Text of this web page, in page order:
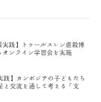
実践】トゥールスレン虐殺博
オンライン学習会を実施
践】カンボジアの子どもたち
交流を通して考える「支